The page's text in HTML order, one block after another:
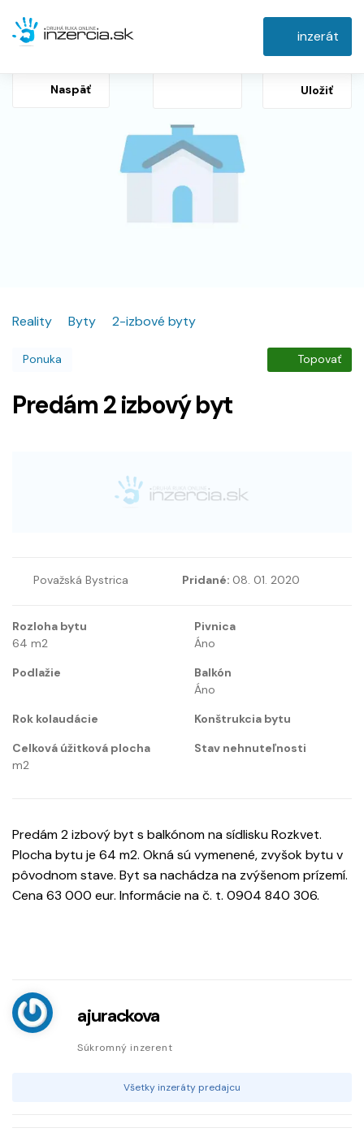
inzerát
Naspäť Uložiť
Reality Byty 2-izbové byty
Ponuka Topovať
Predám 2 izbový byt
Považská Bystrica Pridané: 08. 01. 2020
Rozloha bytu
64 m2
Pivnica
Áno
Podlažie
Balkón
Áno
Rok kolaudácie
Konštrukcia bytu
Celková úžitková plocha
m2
Stav nehnuteľnosti
Predám 2 izbový byt s balkónom na sídlisku Rozkvet.
Plocha bytu je 64 m2. Okná sú vymenené, zvyšok bytu v
pôvodnom stave. Byt sa nachádza na zvýšenom prízemí.
Cena 63 000 eur. Informácie na č. t. 0904 840 306.
ajurackova
Súkromný inzerent
Všetky inzeráty predajcu